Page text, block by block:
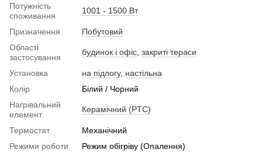
Потужність
споживання
1001 - 1500 Вт
Призначення
Побутовий
Області
застосування
будинок і офіс закриті тераси
Установка на підлогу, настільна
Колір
Білий / Чорний
Нагрівальний
елемент
Керамічний (PTC)
Термостат
Механічний
Режими роботи
Режим обігріву (Опалення)